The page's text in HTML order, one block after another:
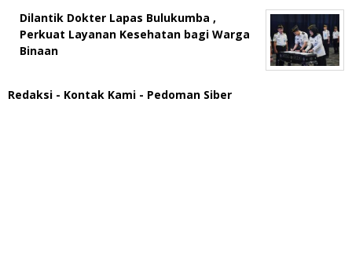
Dilantik Dokter Lapas Bulukumba ,
Perkuat Layanan Kesehatan bagi Warga
Binaan
Redaksi - Kontak Kami - Pedoman Siber